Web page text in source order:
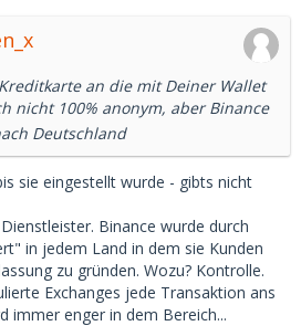
an die mit Deiner Wallet
nicht 100% anonym, aber Binance
Deutschland
sie eingestellt wurde - gibts nicht
Binance wurde durch
in jedem Land in dem sie Kunden
zu gründen. Wozu? Kontrolle.
Exchanges jede Transaktion ans
immer enger in dem Bereich...